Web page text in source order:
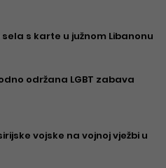
s karte u južnom Libanonu
održana LGBT zabava
vojske na vojnoj vježbi u